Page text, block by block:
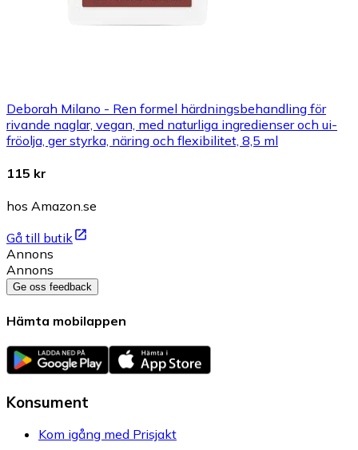
Deborah Milano - Ren formel härdningsbehandling för
rivande naglar, vegan, med naturliga ingredienser och ui-
fröolja, ger styrka, näring och flexibilitet, 8,5 ml
115 kr
hos Amazon.se
Gå till butik
Annons
Annons
Ge oss feedback
Hämta mobilappen
Konsument
Kom igång med Prisjakt